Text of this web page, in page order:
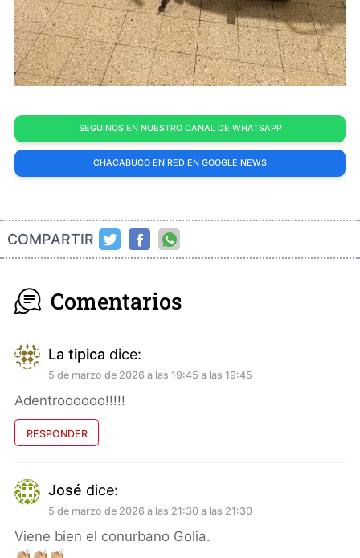
SEGUINOS EN NUESTRO CANAL DE WHATSAPP
CHACABUCO EN RED EN GOOGLE NEWS
COMPARTIR
Comentarios
La tipica dice:
5 de marzo de 2026 a las 19:45 a las 19:45
Adentroooooo!!!!!
RESPONDER
José dice:
5 de marzo de 2026 a las 21:30 a las 21:30
Viene bien el conurbano Golia.